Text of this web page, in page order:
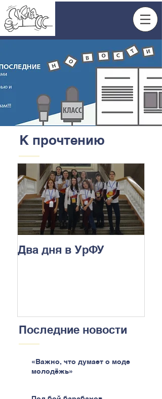
К прочтению
Два дня в УрФУ
Последние новости
«Важно, что думает о моде
молодёжь»